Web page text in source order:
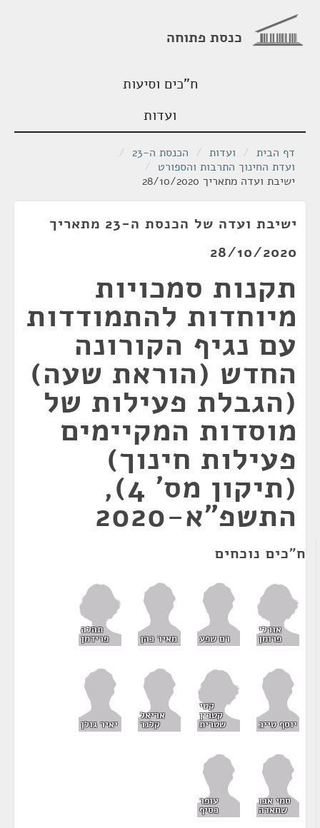
כנסת פתוחה
ח"כים וסיעות
ועדות
דף הבית / ועדות / הכנסת ה-23
/
ועדת החינוך התרבות והספורט /
ישיבת ועדה מתאריך 28/10/2020
ישיבת ועדה של הכנסת ה-23 מתאריך
28/10/2020
תקנות סמכויות
מיוחדות להתמודדות
עם נגיף הקורונה
החדש (הוראת שעה)
(הגבלת פעילות של
מוסדות המקיימים
פעילות חינוך)
(תיקון מס' 4),
התשפ"א-2020
ח"כים נוכחים
אורלי
פרומן רם שפע מאיר כהן
תהלה
פרידמן
יוסף טייב
קטי
קטרין
שטרית
אריאל
קלנר יאיר גולן
סמי אבו
שחאדה
עופר
כסיף